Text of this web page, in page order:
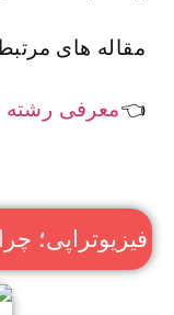
مقاله های
👈معرفی رشته
فیزیوتراپی؛